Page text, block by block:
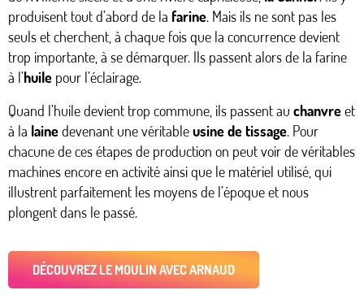
produisent tout d’abord de la farine. Mais ils ne sont pas les
seuls et cherchent, à chaque fois que la concurrence devient
trop importante, à se démarquer. Ils passent alors de la farine
à l’huile pour l’éclairage.
Quand l’huile devient trop commune, ils passent au chanvreet
à la lainedevenant une véritableusine de tissage. Pour
chacune de ces étapes de production on peut voir de véritables
machines encore en activité ainsi que le matériel utilisé, qui
illustrent parfaitement les moyens de l’époque et nous
plongent dans le passé.
DÉCOUVREZ LE MOULIN AVEC ARNAUD